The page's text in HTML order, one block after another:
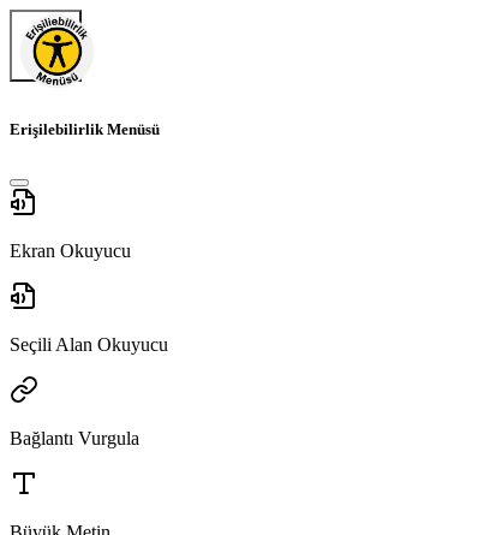
Erişilebilirlik Menüsü
Ekran Okuyucu
Seçili Alan Okuyucu
Bağlantı Vurgula